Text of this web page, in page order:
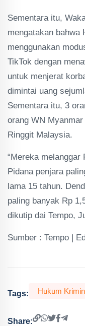
Sementara itu,
mengatakan bahwa
menggunakan
TikTok dengan
untuk menjerat
dimintai uang
Sementara itu, 3
orang WN
Ringgit Malaysia.
“Mereka melanggar
Pidana penjara
lama 15 tahun.
paling banyak Rp
dikutip dai Tempo,
Sumber : Tempo |
Tags: Hukum
Share: